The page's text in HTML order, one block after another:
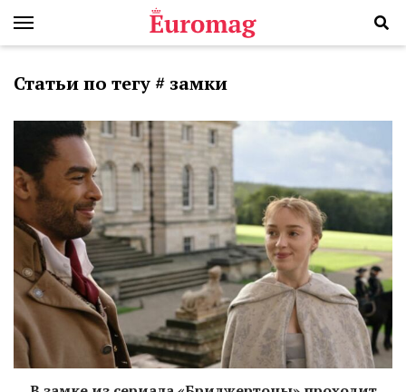
Статьи по тегу # замки